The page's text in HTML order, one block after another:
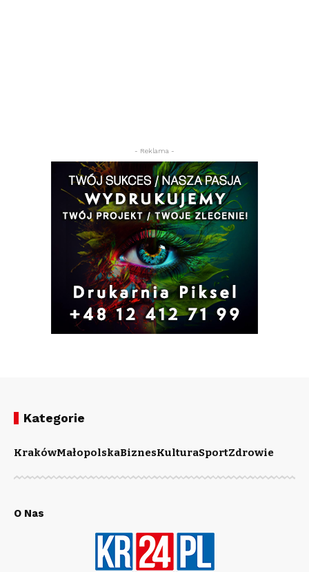
- Reklama -
Kategorie
KrakówMałopolskaBiznesKulturaSportZdrowie
O Nas